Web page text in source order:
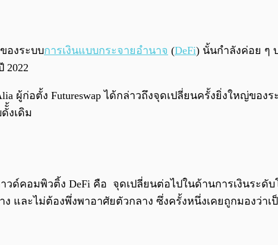
องระบบการเงินแบบกระจายอำนาจ (DeFi) นั้นกำลังค่อย ๆ
2022
ผู้ก่อตั้ง Futureswap ได้กล่าวถึงจุดเปลี่ยนครั้งยิ่งใหญ่ของ
งเดิม
วด์คอมพิวติ้ง DeFi คือ จุดเปลี่ยนต่อไปในด้านการเงินระ
ละไม่ต้องพึ่งพาอาศัยตัวกลาง ซึ่งครั้งหนึ่งเคยถูกมองว่าเป็